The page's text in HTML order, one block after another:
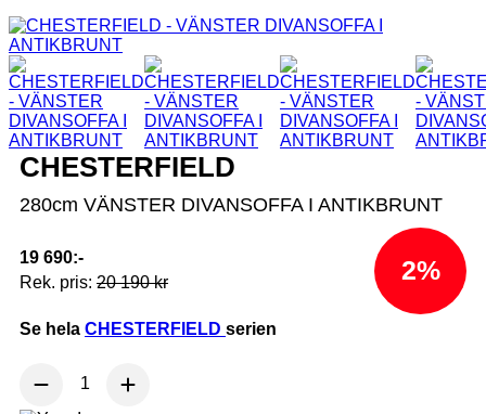
CHESTERFIELD
280cm VÄNSTER DIVANSOFFA I ANTIKBRUNT
19 690:-
Rek. pris: 20 190 kr 2%
Se hela CHESTERFIELD serien